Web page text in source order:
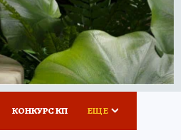
КОНКУРС КП ЕЩЕ